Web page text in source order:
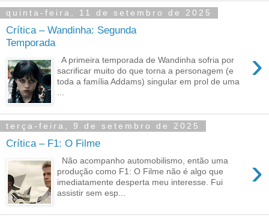
quinta-feira, 11 de setembro de 2025
Crítica – Wandinha: Segunda
Temporada
›
A primeira temporada de Wandinha sofria por
sacrificar muito do que torna a personagem (e
toda a família Addams) singular em prol de uma
terça-feira, 9 de setembro de 2025
Crítica – F1: O Filme
›
Não acompanho automobilismo, então uma
produção como F1: O Filme não é algo que
imediatamente desperta meu interesse. Fui
assistir sem esp...